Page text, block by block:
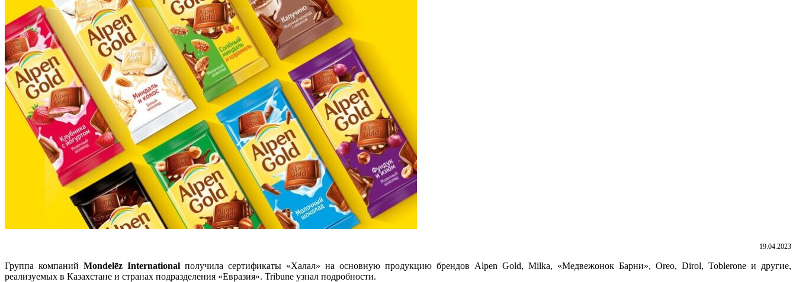
19.04.2023
Группа компаний Mondelēz International получила сертификаты «Халал» на основную продукцию брендов Alpen Gold, Milka, «Медвежонок Барни», Oreo, Dirol, Toblerone и другие,
реализуемых в Казахстане и странах подразделения «Евразия». Tribune узнал подробности.